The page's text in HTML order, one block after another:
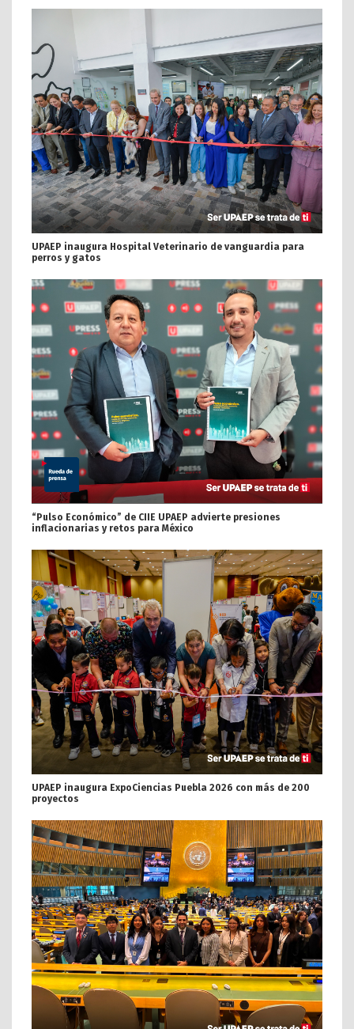
UPAEP inaugura Hospital Veterinario de vanguardia para
perros y gatos
“Pulso Económico” de CIIE UPAEP advierte presiones
inflacionarias y retos para México
UPAEP inaugura ExpoCiencias Puebla 2026 con más de 200
proyectos